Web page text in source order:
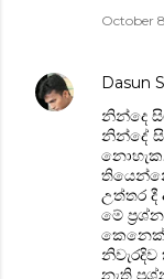
October
Dasun
නින්දෙ
නින්දේ
උත්තර
මේ
නැති